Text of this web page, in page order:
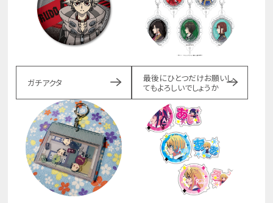
ガチアクタ
最後にひとつだけお願いし
てもよろしいでしょうか